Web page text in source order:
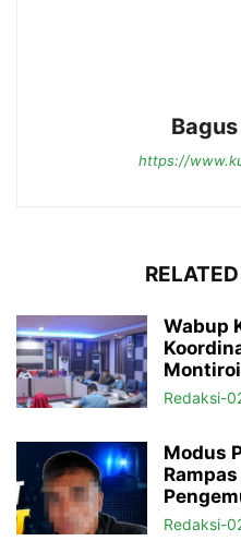
https://
Wabup
Redaksi-
Modus
Redaksi-